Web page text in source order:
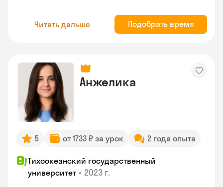
Читать дальше Подобрать время
Анжелика
5 от 1733 ₽ за урок 2 года опыта
Тихоокеанский государственный
университет • 2023 г.